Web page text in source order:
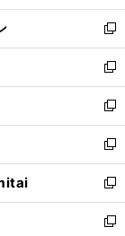
開
く
ウ
で
開
く
ン
ド
ウ
で
開
く
ウ
ィ
ン
ド
ウ
で
開
く
新
し
い
ウ
ィ
ン
ド
ウ
で
開
く
新
し
い
ウ
ィ
ン
ド
ウ
で
新
し
い
ウ
ィ
ン
ド
新
し
い
ウ
ィ
新
し
い
新